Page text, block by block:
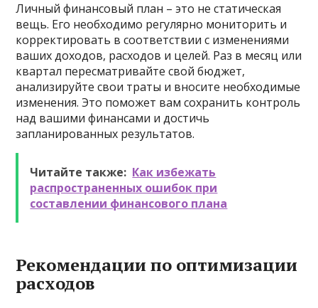
Личный финансовый план – это не статическая
вещь. Его необходимо регулярно мониторить и
корректировать в соответствии с изменениями
ваших доходов, расходов и целей. Раз в месяц или
квартал пересматривайте свой бюджет,
анализируйте свои траты и вносите необходимые
изменения. Это поможет вам сохранить контроль
над вашими финансами и достичь
запланированных результатов.
Читайте также: Как избежать
распространенных ошибок при
составлении финансового плана
Рекомендации по оптимизации
расходов